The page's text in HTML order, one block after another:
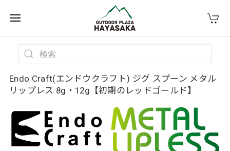
Endo Craft(エンドウクラフト) ジグ スプーン メタル
リップレス 8g・12g【初期のレッドゴールド】